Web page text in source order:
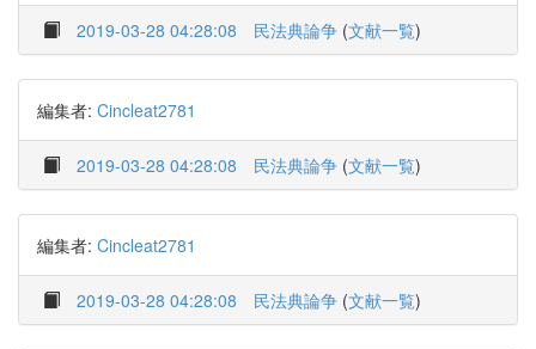
2019-03-28 04:28:08 民法典論争 (文献一覧)
編集者: Cincleat2781
2019-03-28 04:28:08 民法典論争 (文献一覧)
編集者: Cincleat2781
2019-03-28 04:28:08 民法典論争 (文献一覧)